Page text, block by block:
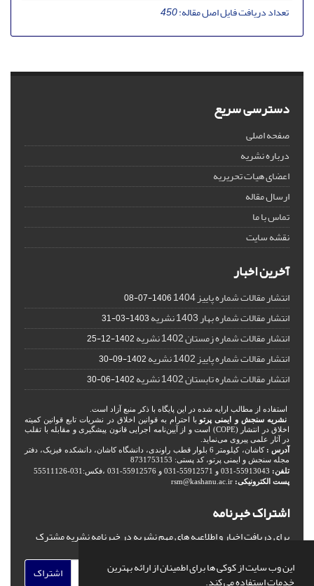
این وب سایت از کوکی ها برای اطمینان از ارائه بهترین
خدمات استفاده می کند.
تعداد دریافت فایل اصل مقاله:450
دسترسی سریع
صفحه اصلی
درباره نشریه
اعضای هیات تحریریه
ارسال مقاله
تماس با ما
نقشه سایت
آخرین اخبار
انتشار مقالات شماره پاییز 1404 1406-07-08
انتشار مقالات شماره بهار 1403 نشریه 1403-03-31
انتشار مقالات شماره زمستان 1402 نشریه 1402-12-25
انتشار مقالات شماره پاییز 1402 نشریه 1402-09-30
انتشار مقالات شماره تابستان 1402 نشریه 1402-06-30
استفاده از مطالب ارایه شده در این پایگاه با ذکر منبع آزاد است.
نشریه سنجش و ایمنی پرتو با احترام به قوانین اخلاق در نشریات تابع قوانین کمیته
اخلاق در انتشار (COPE) است و از آیین‌نامه اجرایی قانون پیشگیری و مقابله با تقلب
در آثار علمی پیروی می‌نماید.
آدرس :
کاشان، کیلومتر 6 بلوار قطب راوندی، دانشگاه کاشان، دانشکده فیزیک، دفتر
مجله سنجش و ایمنی پرتو، کد پستی: 8731753153
تلفن:
پست الکترونیکی: rsm@kashanu.ac.ir
اشتراک خبرنامه
برای دریافت اخبار و اطلاعیه های مهم نشریه در خبرنامه نشریه مشترک
اشتراک